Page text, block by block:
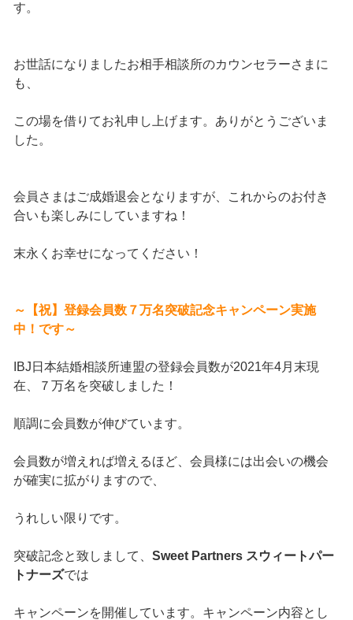
す。
お世話になりましたお相手相談所のカウンセラーさまに
も、
この場を借りてお礼申し上げます。ありがとうございま
した。
会員さまはご成婚退会となりますが、これからのお付き
合いも楽しみにしていますね！
末永くお幸せになってください！
～【祝】登録会員数７万名突破記念キャンペーン実施
中！です～
IBJ日本結婚相談所連盟の登録会員数が2021年4月末現
在、７万名を突破しました！
順調に会員数が伸びています。
会員数が増えれば増えるほど、会員様には出会いの機会
が確実に拡がりますので、
うれしい限りです。
突破記念と致しまして、 Sweet Partners スウィートパー
トナーズでは
キャンペーンを開催しています。キャンペーン内容とし